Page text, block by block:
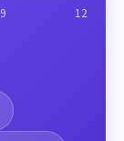
9 12